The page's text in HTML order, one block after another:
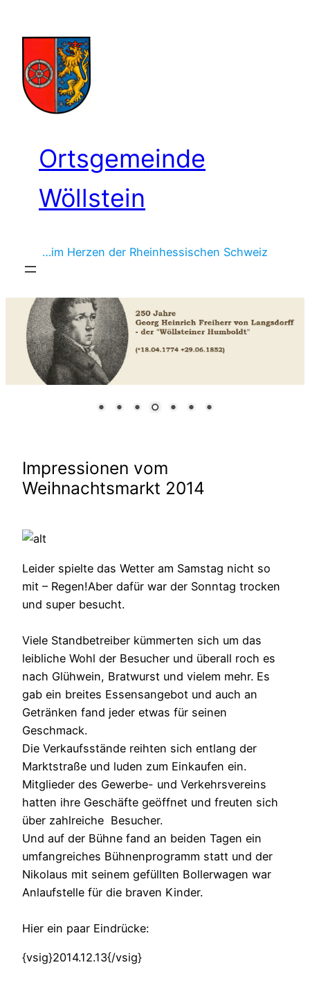
springen
Ortsgemeinde
Wöllstein
…im Herzen der Rheinhessischen Schweiz
Impressionen vom
Weihnachtsmarkt 2014
Leider spielte das Wetter am Samstag nicht so
mit – Regen!Aber dafür war der Sonntag trocken
und super besucht.
Viele Standbetreiber kümmerten sich um das
leibliche Wohl der Besucher und überall roch es
nach Glühwein, Bratwurst und vielem mehr. Es
gab ein breites Essensangebot und auch an
Getränken fand jeder etwas für seinen
Geschmack.
Die Verkaufsstände reihten sich entlang der
Marktstraße und luden zum Einkaufen ein.
Mitglieder des Gewerbe- und Verkehrsvereins
hatten ihre Geschäfte geöffnet und freuten sich
über zahlreiche Besucher.
Und auf der Bühne fand an beiden Tagen ein
umfangreiches Bühnenprogramm statt und der
Nikolaus mit seinem gefüllten Bollerwagen war
Anlaufstelle für die braven Kinder.
Hier ein paar Eindrücke:
{vsig}2014.12.13{/vsig}